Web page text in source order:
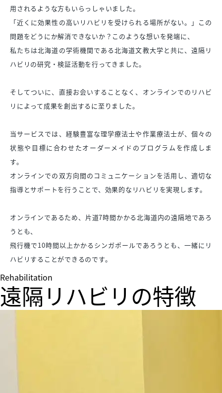
用されるような方もいらっしゃいました。
「近くに効果性の高いリハビリを受けられる場所がない。」この
問題をどうにか解消できないか？このような想いを発端に、
私たちは北海道の学術機関である北海道文教大学と共に、遠隔リ
ハビリの研究・検証活動を行ってきました。
そしてついに、直接お会いすることなく、オンラインでのリハビ
リによって成果を創出するに至りました。
当サービスでは、経験豊富な理学療法士や作業療法士が、個々の
状態や目標に合わせたオーダーメイドのプログラムを作成しま
す。
オンラインでの双方向間のコミュニケーションを活用し、適切な
指導とサポートを行うことで、効果的なリハビリを実現します。
オンラインであるため、片道7時間かかる北海道内の遠隔地であろ
うとも、
飛行機で10時間以上かかるシンガポールであろうとも、一緒にリ
ハビリすることができるのです。
Rehabilitation
遠隔リハビリの特徴